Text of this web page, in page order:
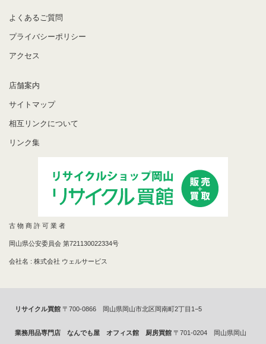
よくあるご質問
プライバシーポリシー
アクセス
店舗案内
サイトマップ
相互リンクについて
リンク集
古 物 商 許 可 業 者
岡山県公安委員会 第721130022334号
会社名 : 株式会社 ウェルサービス
リサイクル買館 〒700-0866 岡山県岡山市北区岡南町2丁目1−5
業務用品専門店 なんでも屋 オフィス館 厨房買館 〒701-0204 岡山県岡山